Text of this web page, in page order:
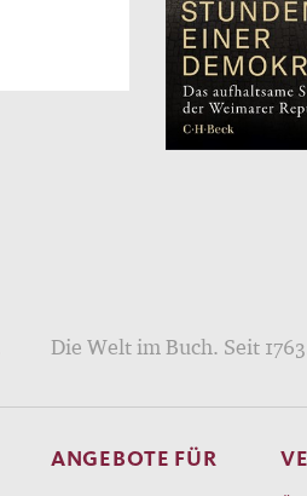
Die Welt im Buch. Seit
ANGEBOTE FÜR